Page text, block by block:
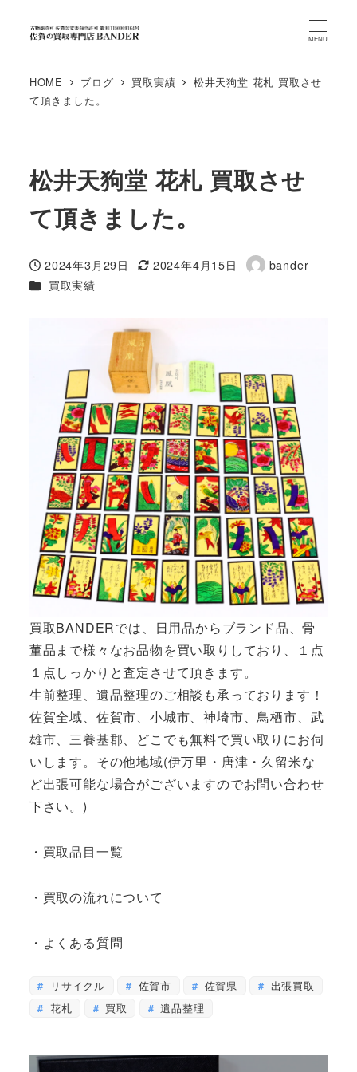
MENU
HOME ブログ 買取実績
松井天狗堂 花札 買取させ
て頂きました。
松井天狗堂 花札 買取させ
て頂きました。
投稿日
2024年3月29日
更新日
2024年4月15日
著
bander
カテゴリー
買取実績
買取BANDERでは、日用品からブランド品、骨
董品まで様々なお品物を買い取りしており、１点
１点しっかりと査定させて頂きます。
生前整理、遺品整理のご相談も承っております！
佐賀全域、佐賀市、小城市、神埼市、鳥栖市、武
雄市、三養基郡、どこでも無料で買い取りにお伺
いします。その他地域(伊万里・唐津・久留米な
ど出張可能な場合がございますのでお問い合わせ
下さい。)
・買取品目一覧
・買取の流れについて
・よくある質問
リサイクル 佐賀市 佐賀県
出張買取
花札
買取 遺品整理